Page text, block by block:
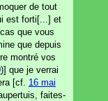
de tout
est forti[...] et
que vous
que depuis
montré vos
)] que je verrai
[cf. 16 mai
faites-